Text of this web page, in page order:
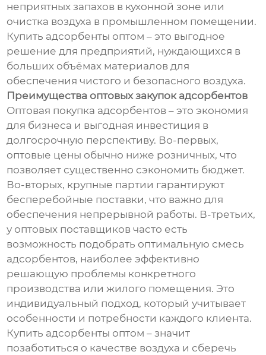
неприятных запахов в кухонной зоне или
очистка воздуха в промышленном помещении.
Купить адсорбенты оптом – это выгодное
решение для предприятий, нуждающихся в
больших объёмах материалов для
обеспечения чистого и безопасного воздуха.
Преимущества оптовых закупок адсорбентов
Оптовая покупка адсорбентов – это экономия
для бизнеса и выгодная инвестиция в
долгосрочную перспективу. Во-первых,
оптовые цены обычно ниже розничных, что
позволяет существенно сэкономить бюджет.
Во-вторых, крупные партии гарантируют
бесперебойные поставки, что важно для
обеспечения непрерывной работы. В-третьих,
у оптовых поставщиков часто есть
возможность подобрать оптимальную смесь
адсорбентов, наиболее эффективно
решающую проблемы конкретного
производства или жилого помещения. Это
индивидуальный подход, который учитывает
особенности и потребности каждого клиента.
Купить адсорбенты оптом – значит
позаботиться о качестве воздуха и сберечь